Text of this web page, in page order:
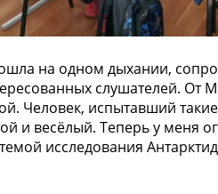
на одном дыхании,
слушателей. От
Человек, испытавший
и весёлый. Теперь у меня
исследования